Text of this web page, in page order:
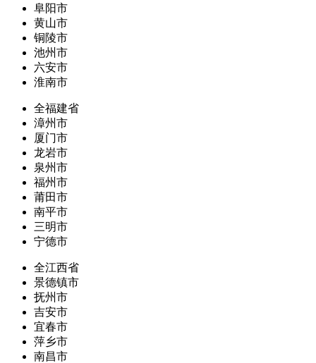
阜阳市
黄山市
铜陵市
池州市
六安市
淮南市
全福建省
漳州市
厦门市
龙岩市
泉州市
福州市
莆田市
南平市
三明市
宁德市
全江西省
景德镇市
抚州市
吉安市
宜春市
萍乡市
南昌市